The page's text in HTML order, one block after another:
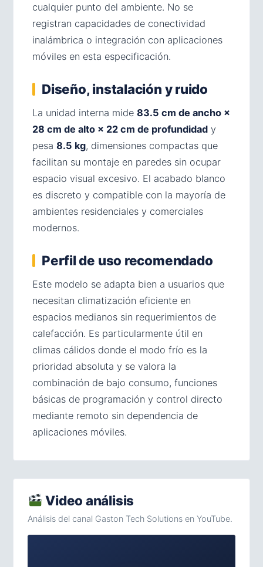
cualquier punto del ambiente. No se
registran capacidades de conectividad
inalámbrica o integración con aplicaciones
móviles en esta especificación.
Diseño, instalación y ruido
La unidad interna mide 83.5 cm de ancho ×
28 cm de alto × 22 cm de profundidad y
pesa 8.5 kg, dimensiones compactas que
facilitan su montaje en paredes sin ocupar
espacio visual excesivo. El acabado blanco
es discreto y compatible con la mayoría de
ambientes residenciales y comerciales
modernos.
Perfil de uso recomendado
Este modelo se adapta bien a usuarios que
necesitan climatización eficiente en
espacios medianos sin requerimientos de
calefacción. Es particularmente útil en
climas cálidos donde el modo frío es la
prioridad absoluta y se valora la
combinación de bajo consumo, funciones
básicas de programación y control directo
mediante remoto sin dependencia de
aplicaciones móviles.
Video análisis
Análisis del canal Gaston Tech Solutions en YouTube.